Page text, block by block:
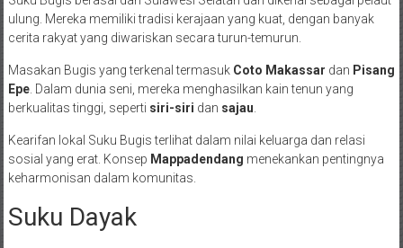
ulung. Mereka memiliki tradisi kerajaan yang kuat, dengan banyak
cerita rakyat yang diwariskan secara turun-temurun.
Masakan Bugis yang terkenal termasuk Coto Makassar dan Pisang
Epe. Dalam dunia seni, mereka menghasilkan kain tenun yang
berkualitas tinggi, seperti siri-siri dan sajau.
Kearifan lokal Suku Bugis terlihat dalam nilai keluarga dan relasi
sosial yang erat. Konsep Mappadendang menekankan pentingnya
keharmonisan dalam komunitas.
Suku Dayak